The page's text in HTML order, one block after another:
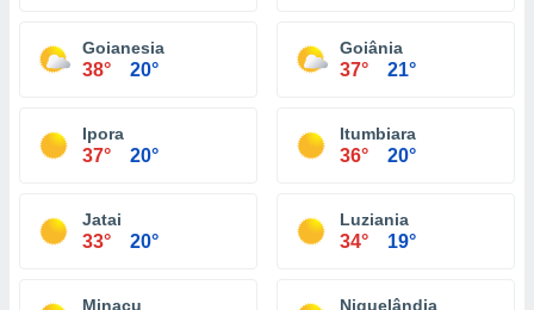
Goianesia
38° 20°
Goiânia
37° 21°
Ipora
37° 20°
Itumbiara
36° 20°
Jatai
33° 20°
Luziania
34° 19°
Minacu Niquelândia